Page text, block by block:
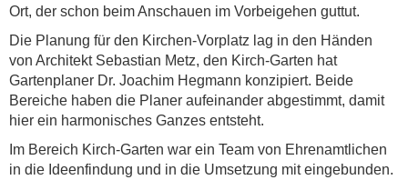
Ort, der schon beim Anschauen im Vorbeigehen guttut.
Die Planung für den Kirchen-Vorplatz lag in den Händen
von Architekt Sebastian Metz, den Kirch-Garten hat
Gartenplaner Dr. Joachim Hegmann konzipiert. Beide
Bereiche haben die Planer aufeinander abgestimmt, damit
hier ein harmonisches Ganzes entsteht.
Im Bereich Kirch-Garten war ein Team von Ehrenamtlichen
in die Ideenfindung und in die Umsetzung mit eingebunden.